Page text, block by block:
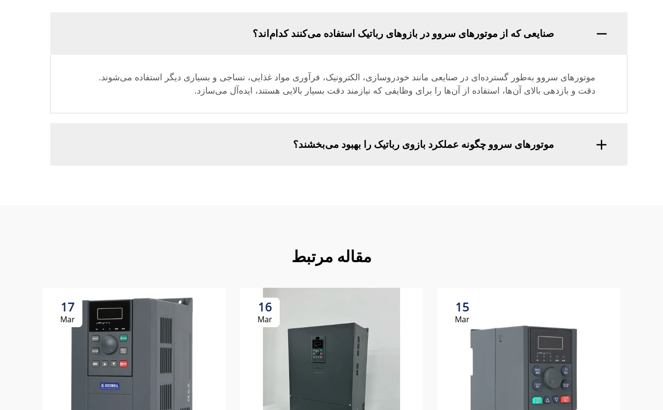
صنایعی که از موتورهای سروو در بازوهای رباتیک استفاده می‌کنند کدام‌اند؟
موتورهای سروو به‌طور گسترده‌ای در صنایعی مانند خودروسازی، الکترونیک، فرآوری مواد غذایی، نساجی و بسیاری دیگر استفاده می‌شوند.
دقت و بازدهی بالای آن‌ها، استفاده از آن‌ها را برای وظایفی که نیازمند دقت بسیار بالایی هستند، ایده‌آل می‌سازد.
موتورهای سروو چگونه عملکرد بازوی رباتیک را بهبود می‌بخشند؟
مقاله مرتبط
15
Mar
16
Mar
17
Mar